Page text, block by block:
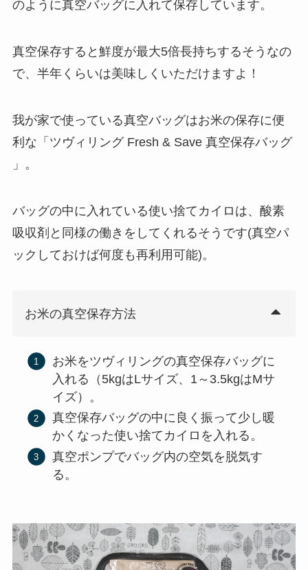
のように真空バッグに入れて保存しています。
真空保存すると鮮度が最大5倍長持ちするそうなの
で、半年くらいは美味しくいただけますよ！
我が家で使っている真空バッグはお米の保存に便
利な「ツヴィリング Fresh & Save 真空保存バッグ
」。
バッグの中に入れている使い捨てカイロは、酸素
吸収剤と同様の働きをしてくれるそうです(真空パ
ックしておけば何度も再利用可能)。
お米の真空保存方法
お米をツヴィリングの真空保存バッグに
入れる（5kgはLサイズ、1～3.5kgはMサ
イズ）。
真空保存バッグの中に良く振って少し暖
かくなった使い捨てカイロを入れる。
真空ポンプでバッグ内の空気を脱気す
る。